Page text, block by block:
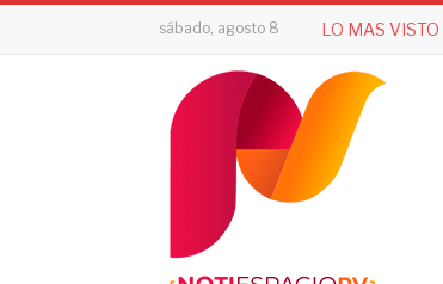
sábado, agosto 8 LO MAS VISTO